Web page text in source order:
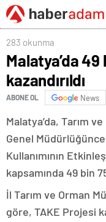
283 okunma
Malatya’da
kazandırıldı
ABONE OL News
Malatya’da, Tarım
Genel
Kullanımının
kapsamında 49 bin
İl Tarım ve Orman
göre, TAKE Projesi